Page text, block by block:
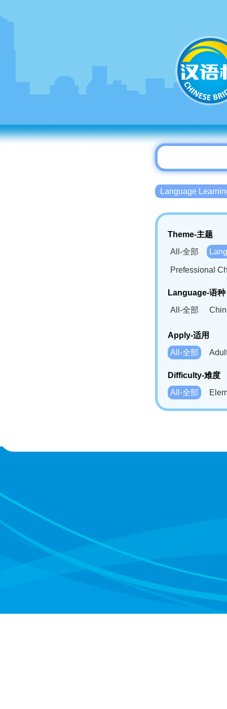
Language
Theme-主题
All-全部
Prefessional
Language-语种
All-全部
Bahasa
Swahili(SW)-
Apply-适用
All-全部
Difficulty-难度
All-全部